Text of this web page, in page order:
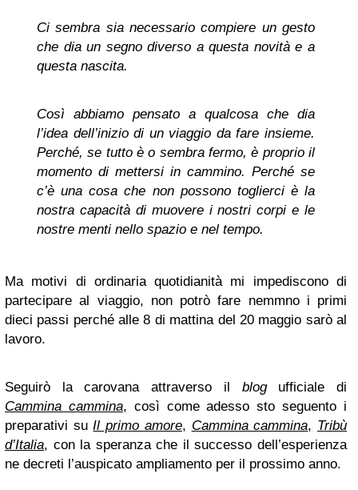
Ci sembra sia necessario compiere un gesto
che dia un segno diverso a questa novità e a
questa nascita.
Così abbiamo pensato a qualcosa che dia
l’idea dell’inizio di un viaggio da fare insieme.
Perché, se tutto è o sembra fermo, è proprio il
momento di mettersi in cammino. Perché se
c’è una cosa che non possono toglierci è la
nostra capacità di muovere i nostri corpi e le
nostre menti nello spazio e nel tempo.
Ma motivi di ordinaria quotidianità mi impediscono di
partecipare al viaggio, non potrò fare nemmno i primi
dieci passi perché alle 8 di mattina del 20 maggio sarò al
lavoro.
Seguirò la carovana attraverso il blogufficiale di
Cammina cammina, così come adesso sto seguento i
preparativi suIl primo amore, Cammina cammina, Tribù
d’Italia, con la speranza che il successo dell’esperienza
ne decreti l’auspicato ampliamento per il prossimo anno.